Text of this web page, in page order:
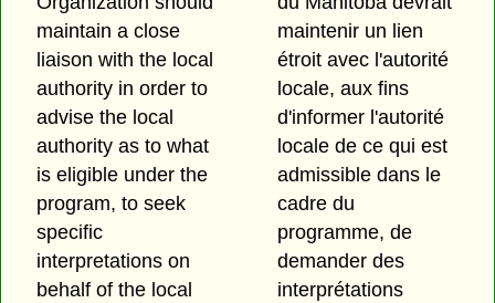
maintain a close
liaison with the local
authority in order to
advise the local
authority as to what
is eligible under the
program, to seek
specific
interpretations on
behalf of the local
maintenir un lien
étroit avec l'autorité
locale, aux fins
d'informer l'autorité
locale de ce qui est
admissible dans le
cadre du
programme, de
demander des
interprétations